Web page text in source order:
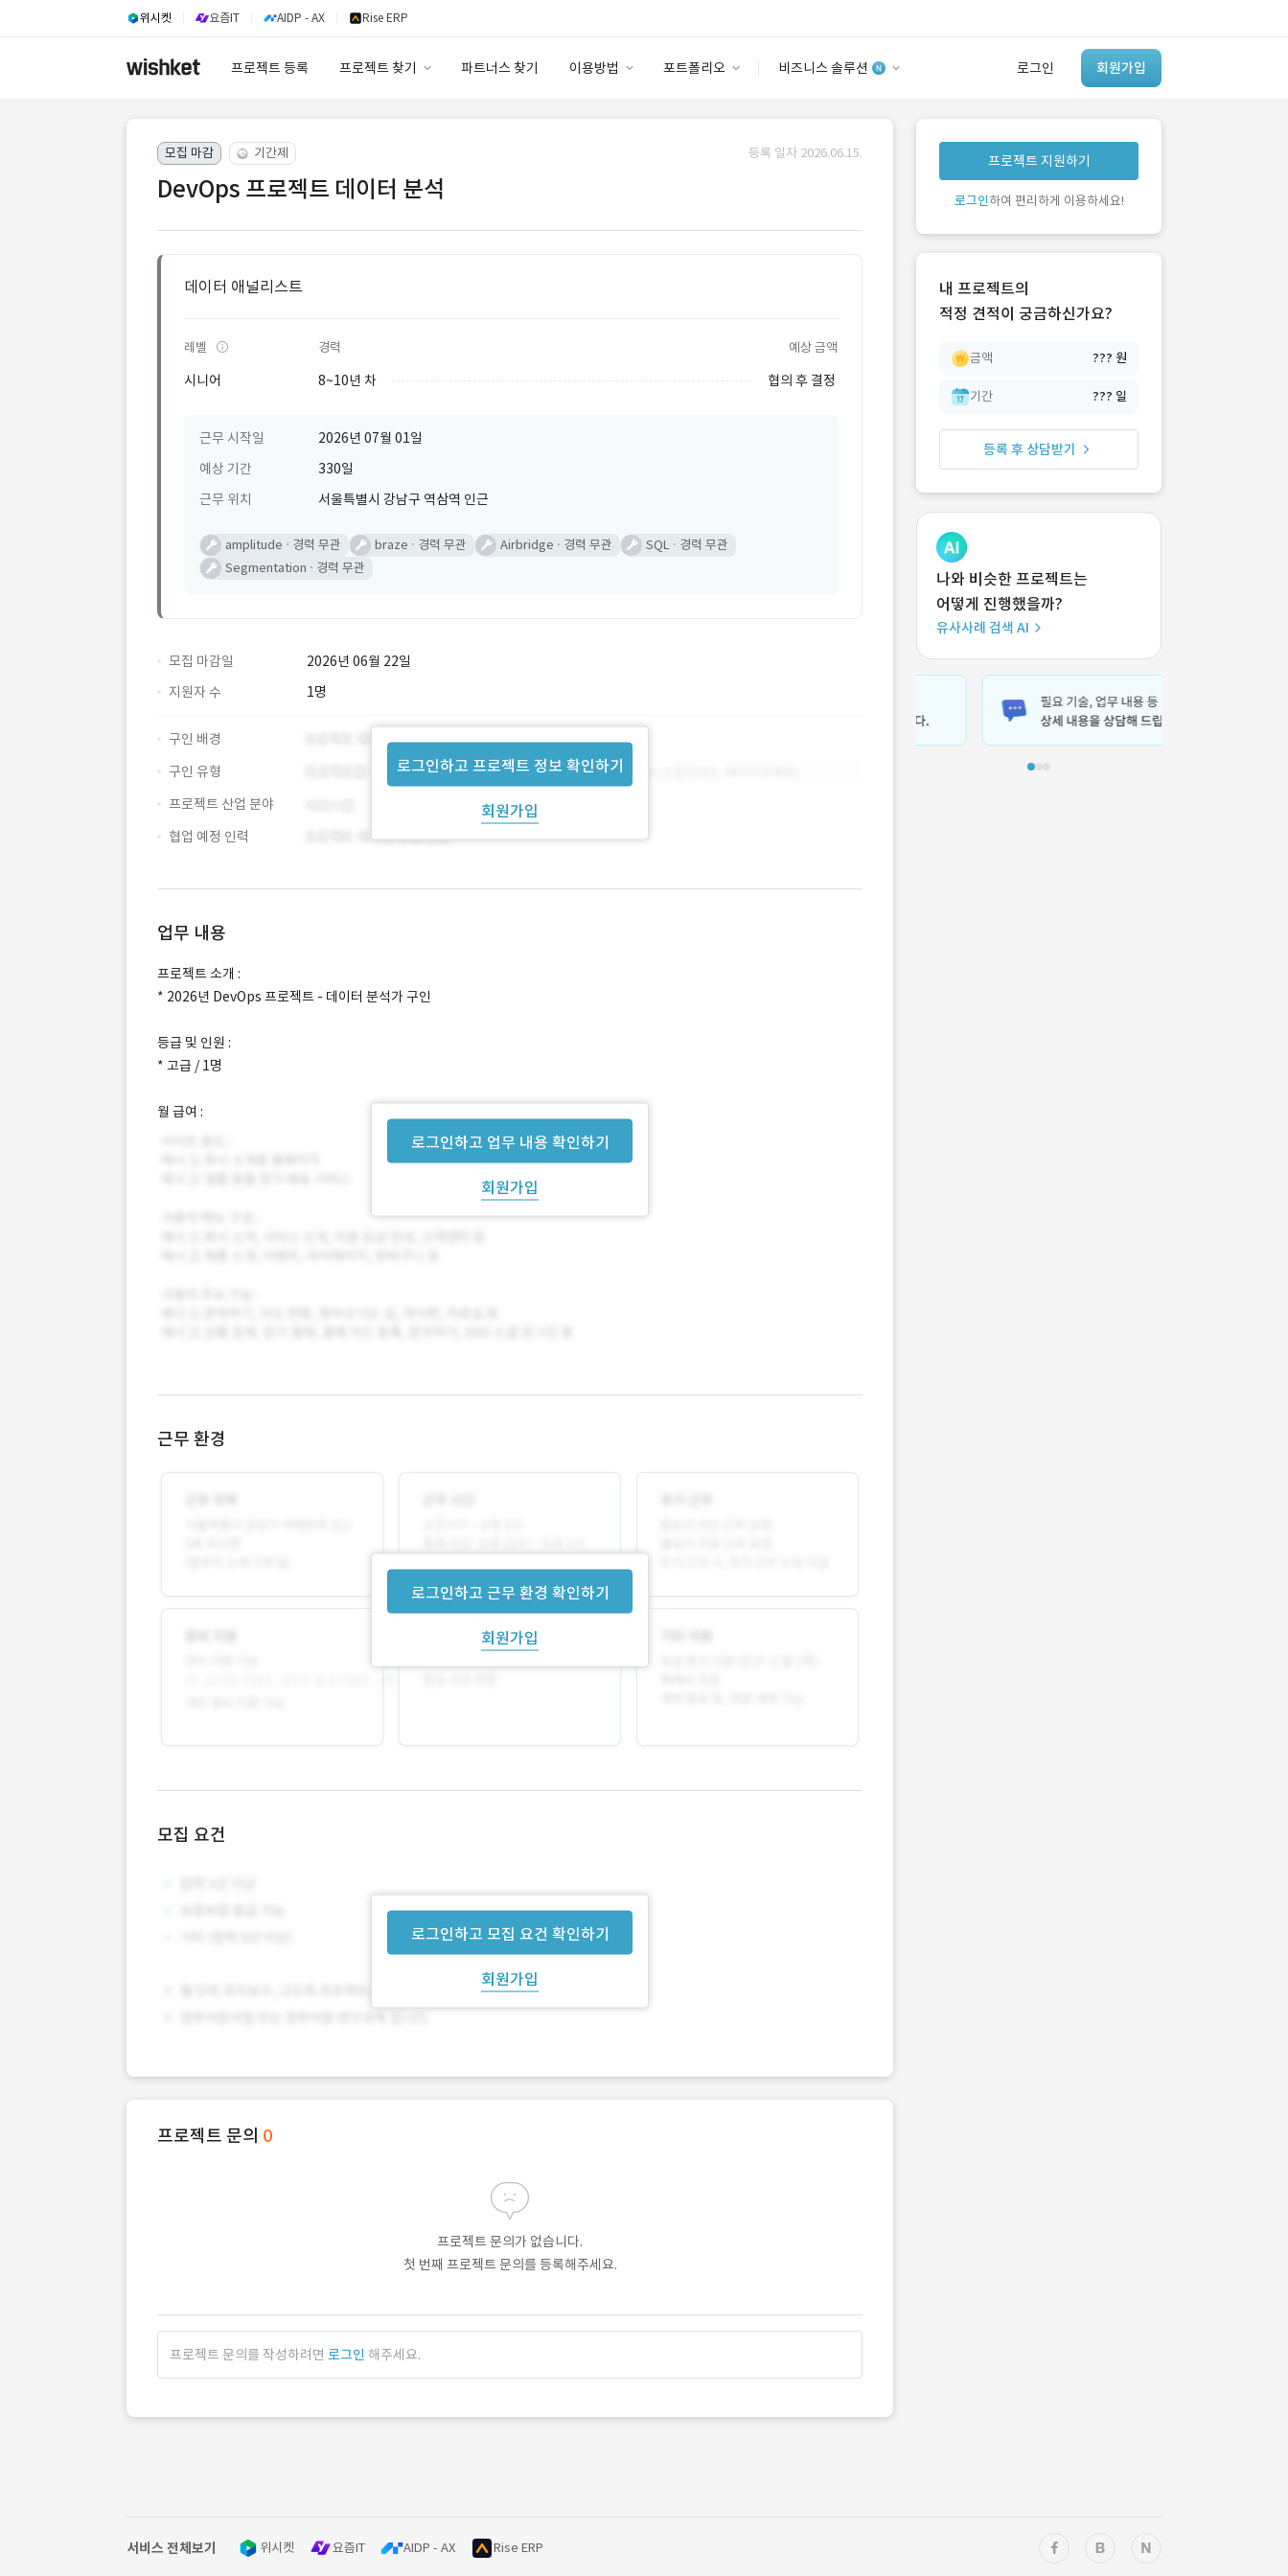
위시켓 요즘IT AIDP - AX Rise ERP
프로젝트 등록 프로젝트 찾기 파트너스 찾기 이용방법 포트폴리오 비즈니스 솔루션 로그인 회원가입
안심 코드 케어
유사사례 검색 AI
‘이런 거’ 만들어본
개발 회사 있어?
모집 마감 기간제 등록 일자 2026.06.15.
DevOps 프로젝트 데이터 분석
데이터 애널리스트
레벨 경력 예상 금액
시니어 8~10년 차 협의 후 결정
근무 시작일
2026년 07월 01일
예상 기간
330일
근무 위치
서울특별시 강남구 역삼역 인근
amplitude 경력 무관 braze 경력 무관 Airbridge 경력 무관 SQL
경력 무관
Segmentation
경력 무관
모집 마감일
2026년 06월 22일
지원자 수
1명
로그인하고 프로젝트 정보 확인하기
회원가입
구인 배경
구인 유형
프로젝트 산업 분야
협업 예정 인력
업무 내용
로그인하고 업무 내용 확인하기
회원가입
프로젝트 소개 :
* 2026년 DevOps 프로젝트 - 데이터 분석가 구인
등급 및 인원 :
* 고급 / 1명
월 급여 :
근무 환경
로그인하고 근무 환경 확인하기
회원가입
모집 요건
로그인하고 모집 요건 확인하기
회원가입
프로젝트 문의 0
프로젝트 문의가 없습니다.
첫 번째 프로젝트 문의를 등록해주세요.
프로젝트 문의를 작성하려면 로그인 해주세요.
프로젝트 지원하기
로그인하여 편리하게 이용하세요!
내 프로젝트의
적정 견적이 궁금하신가요?
금액 ??? 원
기간 ??? 일
등록 후 상담받기
나와 비슷한 프로젝트는
어떻게 진행했을까?
유사사례 검색 AI
서비스 전체보기 위시켓 요즘IT AIDP - AX Rise ERP